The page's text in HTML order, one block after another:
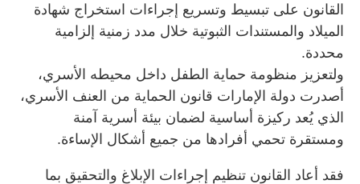
القانون على تبسيط وتسريع إجراءات استخراج شهادة
الميلاد والمستندات الثبوتية خلال مدد زمنية إلزامية
محددة.
ولتعزيز منظومة حماية الطفل داخل محيطه الأسري،
أصدرت دولة الإمارات قانون الحماية من العنف الأسري،
الذي يُعد ركيزة أساسية لضمان بيئة أسرية آمنة
ومستقرة تحمي أفرادها من جميع أشكال الإساءة.
فقد أعاد القانون تنظيم إجراءات الإبلاغ والتحقيق بما